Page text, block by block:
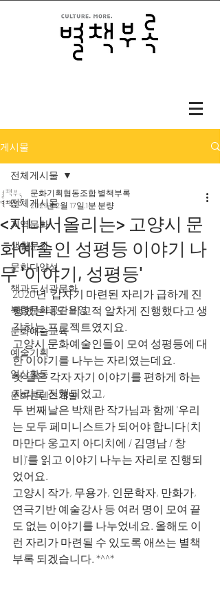
게시물
전체게시물
지역문화
생활문화
문화다양성
책과도서관문화
복합문화공간운영
문화예술교육
예술기획
일상활동
문화콘텐츠개발
전체게시물
<지나서올리는> 고양시 문
화예술인 성평등 이야기 나
무 '이야기, 성평등'
문화기획협동조합 별책부록
2021년 2월 17일 1분 분량
2020년  갑자기 마련된 자리가 급하게 진
행했는데도 비교적 알차게 진행했다고 생
각하는 프로젝트였지요.
고양시 문화예술인들이 모여 성평등에 대
한 이야기를 나누는 자리였는데요.
첫 날은 각자 자기 이야기를 편하게 하는
자리로 진행되었고,
두 번째날은 박채란 작가님과 함께 '우리
는 모두 페미니스트가 되어야 합니다 (치
마만다 웅고지 아디치에 / 김명남 / 창
비)'를 읽고 이야기 나누는 자리로 진행되
었어요.
고양시 작가, 무용가, 인문학자, 만화가,
연극기반 예술강사 등 여러 명이 모여 끝
도 없는 이야기를 나누었네요. 올해도 이
런 자리가 마련될 수 있도록 애쓰는 별책
부록 되겠습니다. *^^*